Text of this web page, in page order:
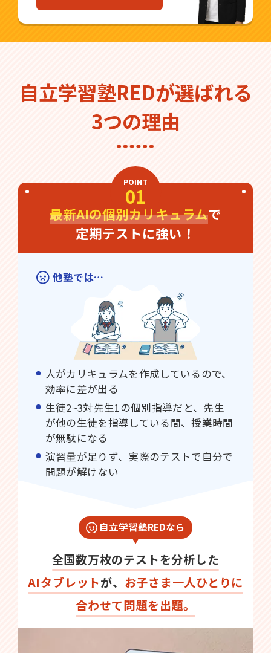
自立学習塾REDが選ばれる
3つの理由
POINT
01
最新AIの個別カリキュラムで
定期テストに強い！
他塾では…
人がカリキュラムを作成しているので、
効率に差が出る
生徒2~3対先生1の個別指導だと、先生
が他の生徒を指導している間、授業時間
が無駄になる
演習量が足りず、実際のテストで自分で
問題が解けない
自立学習塾REDなら
全国数万枚のテストを分析した
AIタブレットが、 お子さま一人ひとりに
合わせて問題を出題。